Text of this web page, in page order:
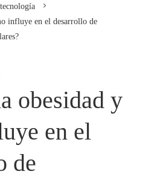
influye en el desarrollo de
obesidad y
en el
de